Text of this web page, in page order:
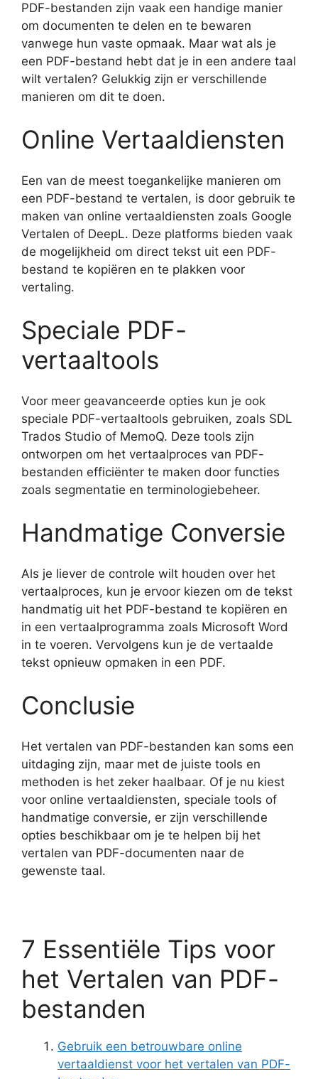
PDF-bestanden zijn vaak een handige manier
om documenten te delen en te bewaren
vanwege hun vaste opmaak. Maar wat als je
een PDF-bestand hebt dat je in een andere taal
wilt vertalen? Gelukkig zijn er verschillende
manieren om dit te doen.
Online Vertaaldiensten
Een van de meest toegankelijke manieren om
een PDF-bestand te vertalen, is door gebruik te
maken van online vertaaldiensten zoals Google
Vertalen of DeepL. Deze platforms bieden vaak
de mogelijkheid om direct tekst uit een PDF-
bestand te kopiëren en te plakken voor
vertaling.
Speciale PDF-
vertaaltools
Voor meer geavanceerde opties kun je ook
speciale PDF-vertaaltools gebruiken, zoals SDL
Trados Studio of MemoQ. Deze tools zijn
ontworpen om het vertaalproces van PDF-
bestanden efficiënter te maken door functies
zoals segmentatie en terminologiebeheer.
Handmatige Conversie
Als je liever de controle wilt houden over het
vertaalproces, kun je ervoor kiezen om de tekst
handmatig uit het PDF-bestand te kopiëren en
in een vertaalprogramma zoals Microsoft Word
in te voeren. Vervolgens kun je de vertaalde
tekst opnieuw opmaken in een PDF.
Conclusie
Het vertalen van PDF-bestanden kan soms een
uitdaging zijn, maar met de juiste tools en
methoden is het zeker haalbaar. Of je nu kiest
voor online vertaaldiensten, speciale tools of
handmatige conversie, er zijn verschillende
opties beschikbaar om je te helpen bij het
vertalen van PDF-documenten naar de
gewenste taal.
7 Essentiële Tips voor
het Vertalen van PDF-
bestanden
Gebruik een betrouwbare online
vertaaldienst voor het vertalen van PDF-